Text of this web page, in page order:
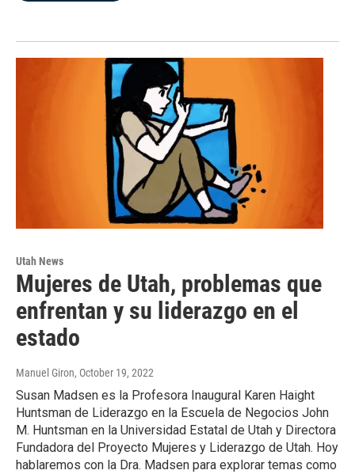
Utah News
Mujeres de Utah, problemas que
enfrentan y su liderazgo en el
estado
Manuel Giron, October 19, 2022
Susan Madsen es la Profesora Inaugural Karen Haight
Huntsman de Liderazgo en la Escuela de Negocios John
M. Huntsman en la Universidad Estatal de Utah y Directora
Fundadora del Proyecto Mujeres y Liderazgo de Utah. Hoy
hablaremos con la Dra. Madsen para explorar temas como